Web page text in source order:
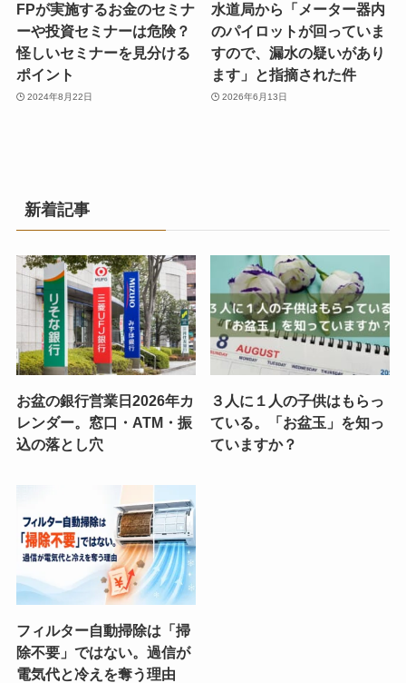
FPが実施するお金のセミナ
ーや投資セミナーは危険？
怪しいセミナーを見分ける
ポイント
2024年8月22日
水道局から「メーター器内
のパイロットが回っていま
すので、漏水の疑いがあり
ます」と指摘された件
2026年6月13日
新着記事
お盆の銀行営業日2026年カ
レンダー。窓口・ATM・振
込の落とし穴
３人に１人の子供はもらっ
ている。「お盆玉」を知っ
ていますか？
フィルター自動掃除は「掃
除不要」ではない。過信が
電気代と冷えを奪う理由